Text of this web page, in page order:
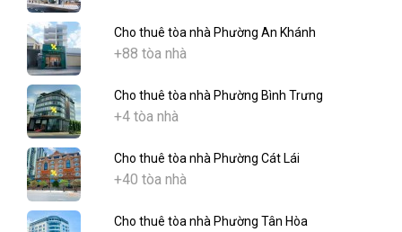
Cho thuê tòa nhà Phường An Khánh
+88 tòa nhà
Cho thuê tòa nhà Phường Bình Trưng
+4 tòa nhà
Cho thuê tòa nhà Phường Cát Lái
+40 tòa nhà
Cho thuê tòa nhà Phường Tân Hòa